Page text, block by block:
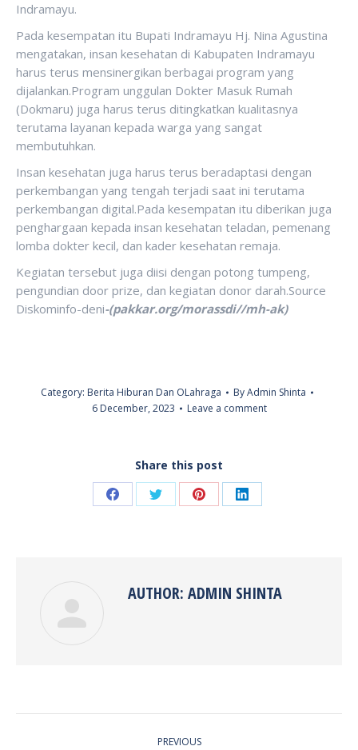
Indramayu.
Pada kesempatan itu Bupati Indramayu Hj. Nina Agustina
mengatakan, insan kesehatan di Kabupaten Indramayu
harus terus mensinergikan berbagai program yang
dijalankan.Program unggulan Dokter Masuk Rumah
(Dokmaru) juga harus terus ditingkatkan kualitasnya
terutama layanan kepada warga yang sangat
membutuhkan.
Insan kesehatan juga harus terus beradaptasi dengan
perkembangan yang tengah terjadi saat ini terutama
perkembangan digital.Pada kesempatan itu diberikan juga
penghargaan kepada insan kesehatan teladan, pemenang
lomba dokter kecil, dan kader kesehatan remaja.
Kegiatan tersebut juga diisi dengan potong tumpeng,
pengundian door prize, dan kegiatan donor darah.Source
Diskominfo-deni-(pakkar.org/morassdi//mh-ak)
Category: Berita Hiburan Dan OLahraga ByAdmin Shinta
6 December, 2023
Leave a comment
Share this post
Share Share Share Share
AUTHOR: ADMIN SHINTA
PREVIOUS